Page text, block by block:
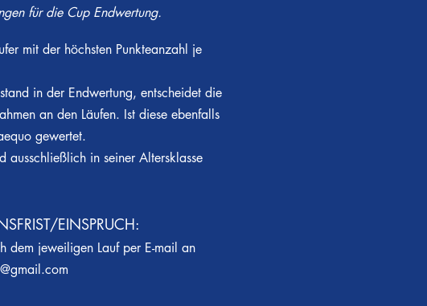
für die Cup Endwertung.
mit der höchsten Punkteanzahl je
in der Endwertung, entscheidet die
an den Läufen. Ist diese ebenfalls
gewertet.
ausschließlich in seiner Altersklasse
EINSPRUCH:
dem jeweiligen Lauf per E-mail an